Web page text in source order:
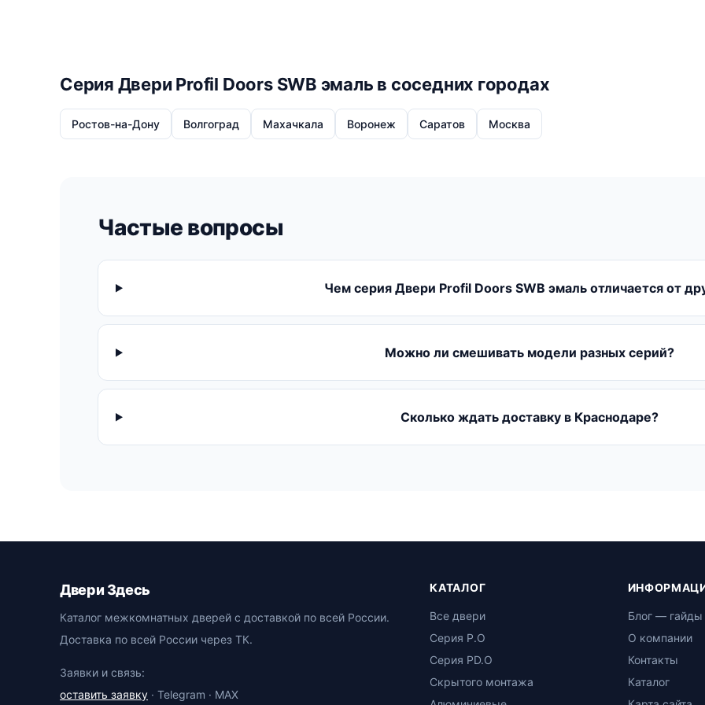
Серия Двери Profil Doors SWB эмаль в соседних городах
Ростов-на-Дону Волгоград Махачкала Воронеж Саратов Москва
Частые вопросы
Чем серия Двери Profil Doors SWB эмаль отличается от
Можно ли смешивать модели разных серий?
Сколько ждать доставку в Краснодаре?
Двери Здесь
Каталог межкомнатных дверей с доставкой по всей России.
Доставка по всей России через ТК.
Заявки и связь:
оставить заявку · Telegram · MAX
КАТАЛОГ
Все двери
Серия P.O
Серия PD.O
Скрытого монтажа
Блог — гайды
О компании
Контакты
Каталог